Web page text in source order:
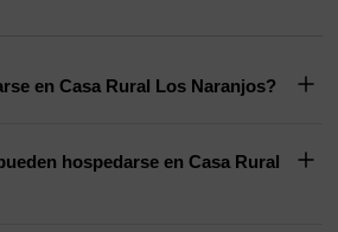
en Casa Rural Los Naranjos?
hospedarse en Casa Rural